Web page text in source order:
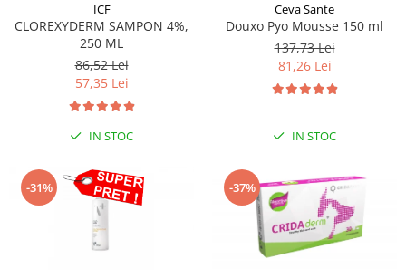
ICF
CLOREXYDERM SAMPON 4%,
250 ML
86,52 Lei
57,35 Lei
IN STOC
Ceva Sante
Douxo Pyo Mousse 150 ml
137,73 Lei
81,26 Lei
IN STOC
-31% -37%